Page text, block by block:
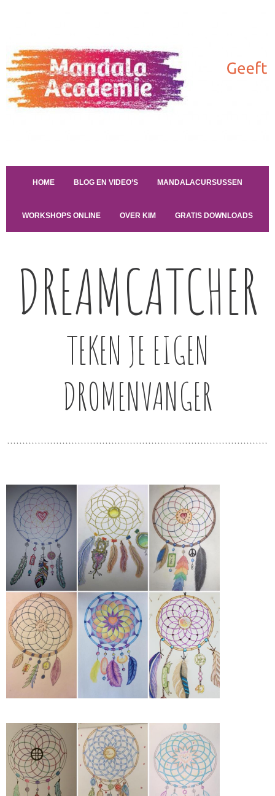
HOME BLOG EN VIDEO’S MANDALACURSUSSEN
WORKSHOPS ONLINE OVER KIM GRATIS DOWNLOADS
DREAMCATCHER
TEKEN JE EIGEN
DROMENVANGER